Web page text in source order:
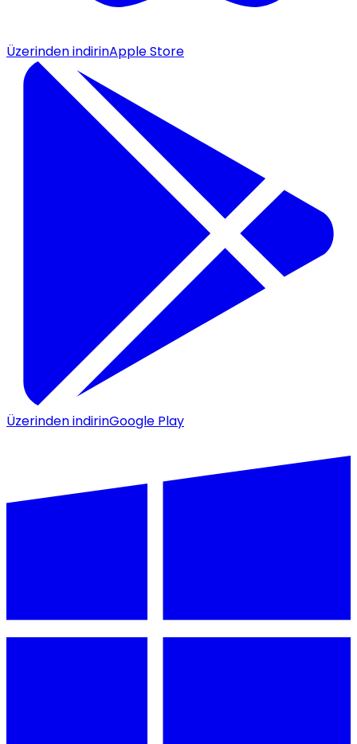
Üzerinden indirinApple Store
Üzerinden indirinGoogle Play